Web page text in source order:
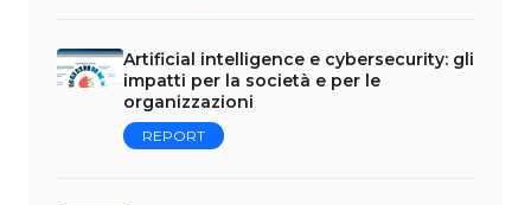
Artificial intelligence e cybersecurity: gli
impatti per la società e per le
organizzazioni
REPORT